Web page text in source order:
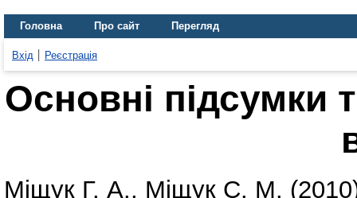
Головна Про сайт Перегляд
Вхід Реєстрація
Основні підсумки
Міщук Г. А., Міщук С. М.